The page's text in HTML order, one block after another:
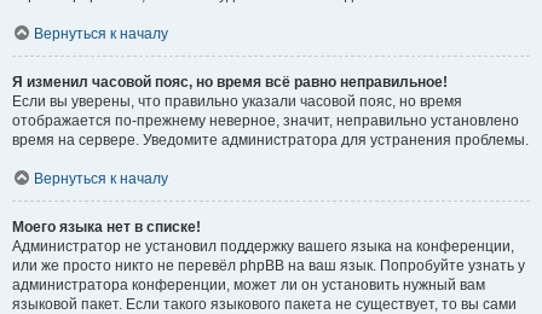
Вернуться к началу
Я изменил часовой пояс, но время всё равно неправильное!
Если вы уверены, что правильно указали часовой пояс, но время
отображается по-прежнему неверное, значит, неправильно установлено
время на сервере. Уведомите администратора для устранения проблемы.
Вернуться к началу
Моего языка нет в списке!
Администратор не установил поддержку вашего языка на конференции,
или же просто никто не перевёл phpBB на ваш язык. Попробуйте узнать у
администратора конференции, может ли он установить нужный вам
языковой пакет. Если такого языкового пакета не существует, то вы сами